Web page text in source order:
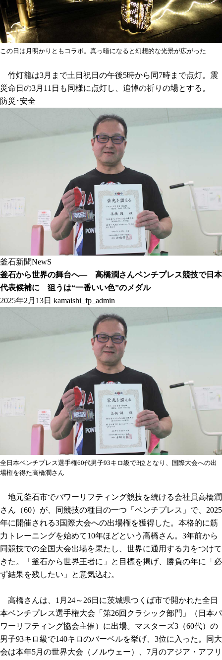
この日は月明かりともコラボ。真っ暗になると幻想的な光景が広がった
竹灯籠は3月まで土日祝日の午後5時から同7時まで点灯。震
災命日の3月11日も同様に点灯し、追悼の祈りの場とする。
防災･安全
釜石新聞NewS
釜石から世界の舞台へ― 高橋潤さんベンチプレス競技で日本
代表候補に 狙うは“一番いい色”のメダル
2025年2月13日 kamaishi_fp_admin
全日本ベンチプレス選手権60代男子93キロ級で3位となり、国際大会への出
場権を得た高橋潤さん
地元釜石市でパワーリフティング競技を続ける会社員高橋潤
さん（60）が、同競技の種目の一つ「ベンチプレス」で、2025
年に開催される3国際大会への出場権を獲得した。本格的に筋
力トレーニングを始めて10年ほどという高橋さん。3年前から
同競技での全国大会出場を果たし、世界に通用する力をつけて
きた。「釜石から世界王者に」と目標を掲げ、勝負の年に「必
ず結果を残したい」と意気込む。
高橋さんは、1月24～26日に茨城県つくば市で開かれた全日
本ベンチプレス選手権大会「第26回クラシック部門」（日本パ
ワーリフティング協会主催）に出場。マスターズ3（60代）の
男子93キロ級で140キロのバーベルを挙げ、3位に入った。同大
会は本年5月の世界大会（ノルウェー）、7月のアジア・アフリ